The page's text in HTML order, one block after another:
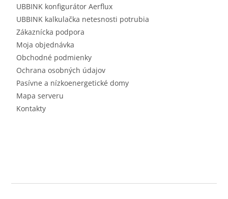
UBBINK konfigurátor Aerflux
UBBINK kalkulačka netesnosti potrubia
Zákaznícka podpora
Moja objednávka
Obchodné podmienky
Ochrana osobných údajov
Pasívne a nízkoenergetické domy
Mapa serveru
Kontakty